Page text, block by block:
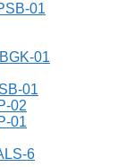
01
01
01
02
01
6